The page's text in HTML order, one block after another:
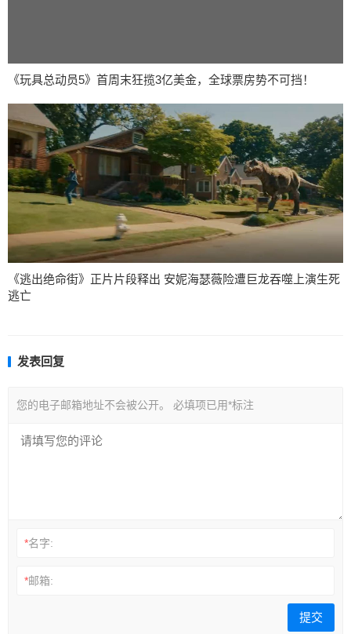
《玩具总动员5》首周末狂揽3亿美金，全球票房势不可挡！
《逃出绝命街》正片片段释出 安妮海瑟薇险遭巨龙吞噬上演生死
逃亡
发表回复
您的电子邮箱地址不会被公开。 必填项已用*标注
*名字:
*邮箱: